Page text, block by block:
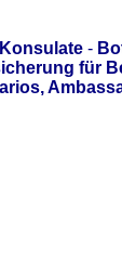
Konsulate -
für